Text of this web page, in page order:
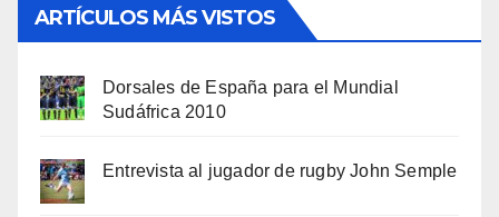
ARTÍCULOS MÁS VISTOS
Dorsales de España para el Mundial
Sudáfrica 2010
Entrevista al jugador de rugby John Semple